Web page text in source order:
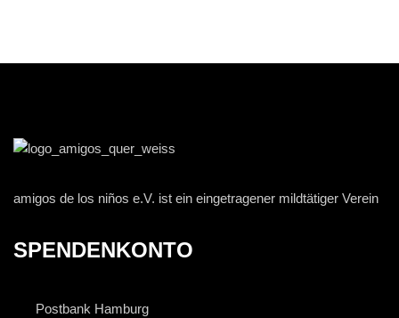
amigos de los niños e.V. ist ein eingetragener mildtätiger Verein
SPENDENKONTO
Postbank Hamburg